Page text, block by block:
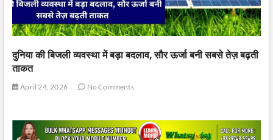
दुनिया की बिजली व्यवस्था में बड़ा बदलाव, सौर ऊर्जा बनी सबसे तेज़ बढ़ती
ताकत
April 24, 2026 No Comments